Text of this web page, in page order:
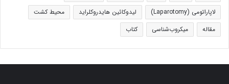
لاپاراتومی (Laparotomy)
لیدوکائین هایدروکلراید
محیط کشت
مقاله
میکروب‌شناسی کتاب